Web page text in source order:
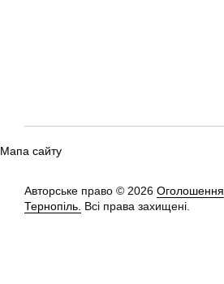
Мапа сайту
Авторське право © 2026 Оголошення
Тернопіль. Всі права захищені.